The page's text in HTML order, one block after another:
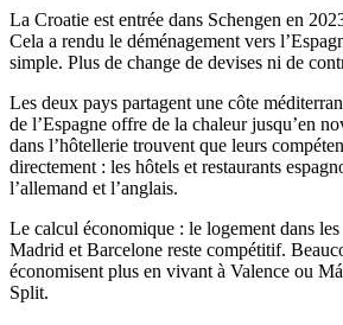
La Croatie est entrée dans Schengen en
Cela a rendu le déménagement vers
simple. Plus de change de devises ni de
Les deux pays partagent une côte
de l’Espagne offre de la chaleur jusqu’en
dans l’hôtellerie trouvent que leurs
directement : les hôtels et restaurants
l’allemand et l’anglais.
Le calcul économique : le logement dans
Madrid et Barcelone reste compétitif.
économisent plus en vivant à Valence ou
Split.